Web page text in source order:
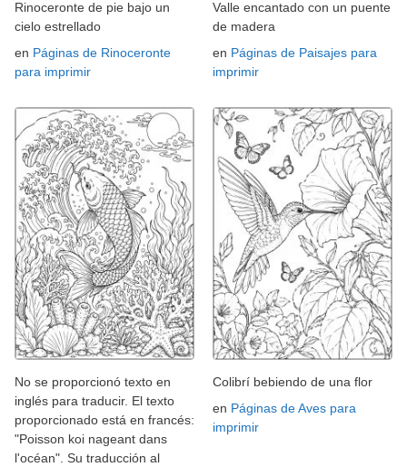
Rinoceronte de pie bajo un
cielo estrellado
en Páginas de Rinoceronte
para imprimir
Valle encantado con un puente
de madera
en Páginas de Paisajes para
imprimir
No se proporcionó texto en
inglés para traducir. El texto
proporcionado está en francés:
"Poisson koi nageant dans
l'océan". Su traducción al
Colibrí bebiendo de una flor
en Páginas de Aves para
imprimir